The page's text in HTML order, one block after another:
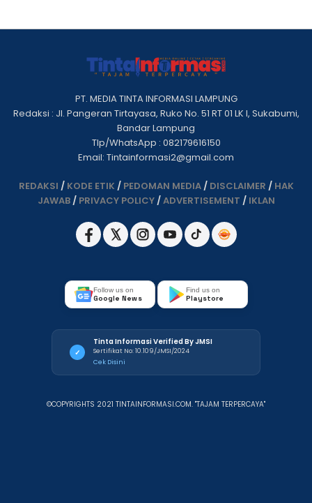
PT. MEDIA TINTA INFORMASI LAMPUNG
Redaksi : Jl. Pangeran Tirtayasa, Ruko No. 51 RT 01 LK I, Sukabumi,
Bandar Lampung
Tlp/WhatsApp : 082179616150
Email: Tintainformasi2@gmail.com
REDAKSI / KODE ETIK / PEDOMAN MEDIA/ DISCLAIMER / HAK
JAWAB/ PRIVACY POLICY/ADVERTISEMENT / IKLAN
Follow us on
Google News
Find us on
Playstore
✓
Tinta Informasi Verified By JMSI
Sertifikat No: 10.109/JMSI/2024
Cek Disini
©COPYRIGHTS 2021 TINTAINFORMASI.COM. "TAJAM TERPERCAYA"